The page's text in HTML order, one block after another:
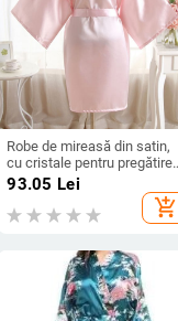
Robe de mireasă din satin,
cu cristale pentru pregătire
și machiaj de dimineață,
cardigan din imitatie de
mătase pentru femei
93.05 Lei
add_shopping_cart